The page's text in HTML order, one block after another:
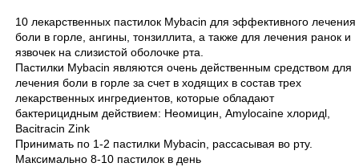
10 лекарственных пастилок Mybacin для эффективного лечения
боли в горле, ангины, тонзиллита, а также для лечения ранок и
язвочек на слизистой оболочке рта.
Пастилки Mybacin являются очень действенным средством для
лечения боли в горле за счет в ходящих в состав трех
лекарственных ингредиентов, которые обладают
бактерицидным действием: Неомицин, Amylocaine хлоридl,
Bacitracin Zink
Принимать по 1-2 пастилки Mybacin, рассасывая во рту.
Максимально 8-10 пастилок в день